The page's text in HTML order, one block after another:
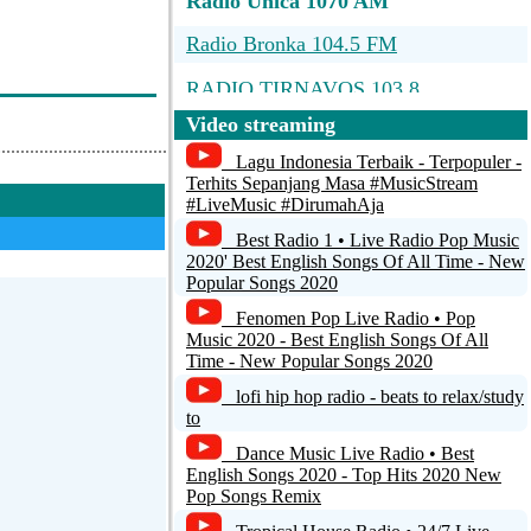
Radio Bronka 104.5 FM
RADIO TIRNAVOS 103.8
Radio Crestin Aripi Spre Cer
Instrumental
RADIODETH 104.9
stream
Video streaming
Lagu Indonesia Terbaik - Terpopuler -
Terhits Sepanjang Masa #MusicStream
#LiveMusic #DirumahAja
Best Radio 1 • Live Radio Pop Music
2020' Best English Songs Of All Time - New
Popular Songs 2020
Fenomen Pop Live Radio • Pop
Music 2020 - Best English Songs Of All
Time - New Popular Songs 2020
lofi hip hop radio - beats to relax/study
to
Dance Music Live Radio • Best
English Songs 2020 - Top Hits 2020 New
Pop Songs Remix